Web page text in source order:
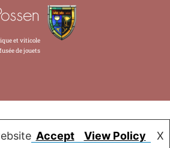
et viticole
de jouets
X
Accept View Policy